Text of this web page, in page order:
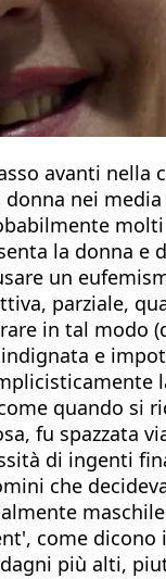
avanti
nei
la donna
un
parziale,
in tal
e
quando
fu
di ingenti
che
come
più alti,